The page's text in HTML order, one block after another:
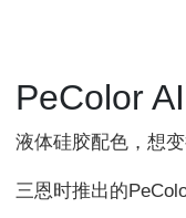
PeColor
液体硅胶配色，想
三恩时推出的